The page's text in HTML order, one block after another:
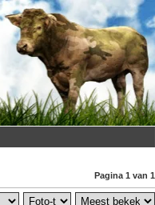
Pagina 1 van 1